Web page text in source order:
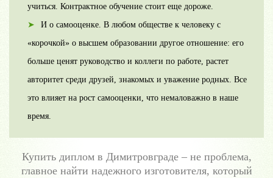
учиться. Контрактное обучение стоит еще дороже.
И о самооценке. В любом обществе к человеку с
«корочкой» о высшем образовании другое отношение: его
больше ценят руководство и коллеги по работе, растет
авторитет среди друзей, знакомых и уважение родных. Все
это влияет на рост самооценки, что немаловажно в наше
время.
Купить диплом в Димитровграде – не проблема,
главное найти надежного изготовителя, который